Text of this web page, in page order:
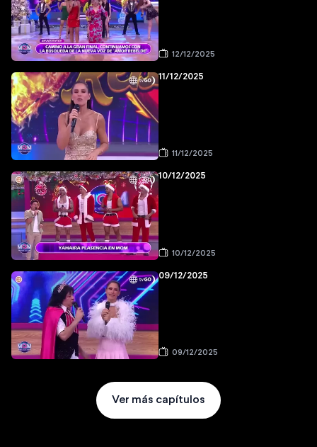
12/12/2025
11/12/2025
11/12/2025
10/12/2025
10/12/2025
09/12/2025
09/12/2025
Ver más capítulos